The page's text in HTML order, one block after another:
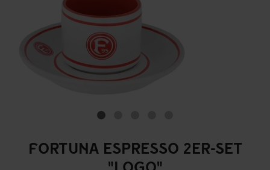
FORTUNA ESPRESSO 2ER-SET
"LOGO"